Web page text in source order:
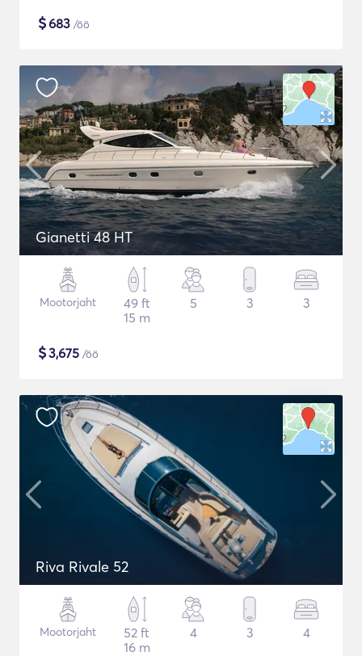
$683 /öö
Gianetti 48 HT
Mootorjaht
49 ft
15 m
5 3 3
$3,675 /öö
Riva Rivale 52
Mootorjaht
52 ft
16 m
4 3 4